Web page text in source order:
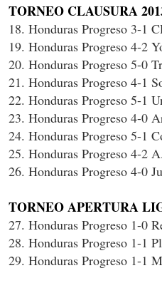
TORNEO CLAUSURA
18. Honduras Progreso 3-1
19. Honduras Progreso 4-2
20. Honduras Progreso 5-0
21. Honduras Progreso 4-1
22. Honduras Progreso 5-1
23. Honduras Progreso 4-0
24. Honduras Progreso 5-1
25. Honduras Progreso 4-2
26. Honduras Progreso 4-0
TORNEO APERTURA
27. Honduras Progreso 1-0
28. Honduras Progreso 1-1
29. Honduras Progreso 1-1